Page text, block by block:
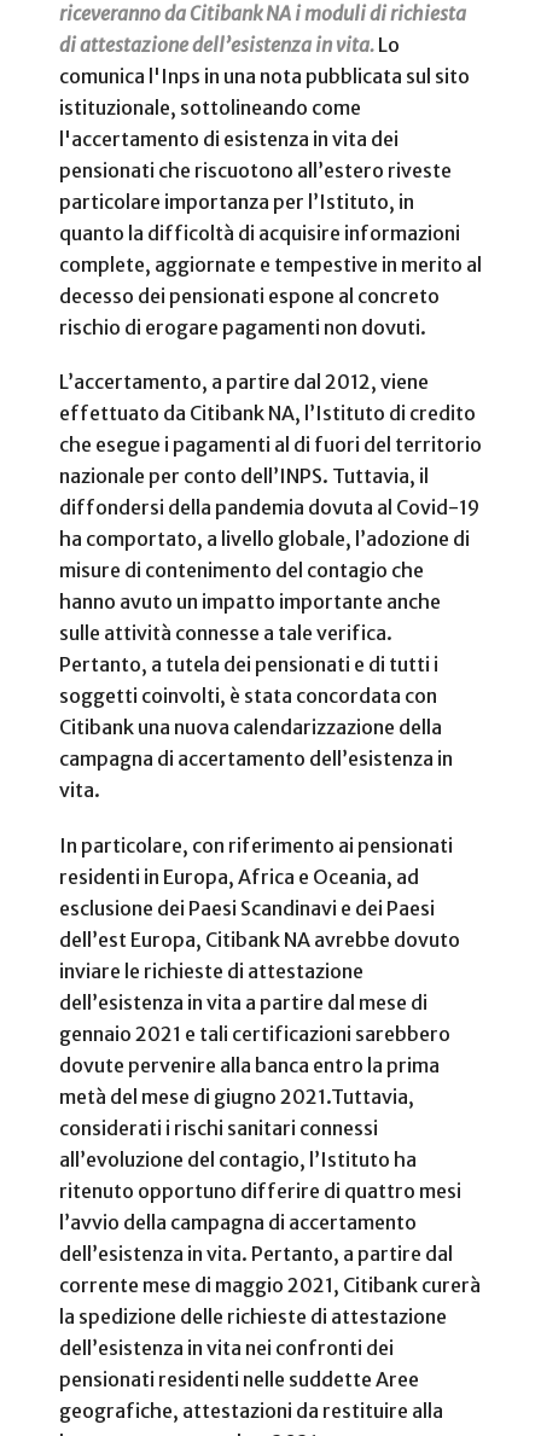
riceveranno da Citibank NA i moduli di richiesta
di attestazione dell’esistenza in vita. Lo
comunica l'Inps in una nota pubblicata sul sito
istituzionale, sottolineando come
l'accertamento di esistenza in vita dei
pensionati che riscuotono all’estero riveste
particolare importanza per l’Istituto, in
quanto la difficoltà di acquisire informazioni
complete, aggiornate e tempestive in merito al
decesso dei pensionati espone al concreto
rischio di erogare pagamenti non dovuti.
L’accertamento, a partire dal 2012, viene
effettuato da Citibank NA, l’Istituto di credito
che esegue i pagamenti al di fuori del territorio
nazionale per conto dell’INPS. Tuttavia, il
diffondersi della pandemia dovuta al Covid-19
ha comportato, a livello globale, l’adozione di
misure di contenimento del contagio che
hanno avuto un impatto importante anche
sulle attività connesse a tale verifica.
Pertanto, a tutela dei pensionati e di tutti i
soggetti coinvolti, è stata concordata con
Citibank una nuova calendarizzazione della
campagna di accertamento dell’esistenza in
vita.
In particolare, con riferimento ai pensionati
residenti in Europa, Africa e Oceania, ad
esclusione dei Paesi Scandinavi e dei Paesi
dell’est Europa, Citibank NA avrebbe dovuto
inviare le richieste di attestazione
dell’esistenza in vita a partire dal mese di
gennaio 2021 e tali certificazioni sarebbero
dovute pervenire alla banca entro la prima
metà del mese di giugno 2021.Tuttavia,
considerati i rischi sanitari connessi
all’evoluzione del contagio, l’Istituto ha
ritenuto opportuno differire di quattro mesi
l’avvio della campagna di accertamento
dell’esistenza in vita. Pertanto, a partire dal
corrente mese di maggio 2021, Citibank curerà
la spedizione delle richieste di attestazione
dell’esistenza in vita nei confronti dei
pensionati residenti nelle suddette Aree
geografiche, attestazioni da restituire alla